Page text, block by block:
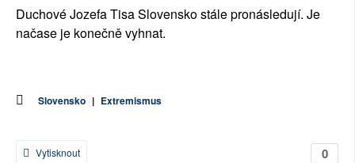
Duchové Jozefa Tisa Slovensko stále pronásledují. Je
načase je konečně vyhnat.
Slovensko | Extremismus
0
Vytisknout